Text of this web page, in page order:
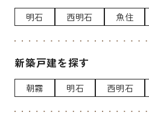
明石 西明石 魚住
新築戸建を探す
朝霧 明石 西明石